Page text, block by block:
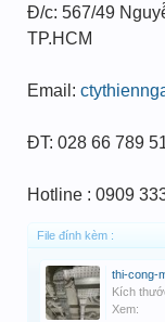
Đ/c: 567/49
TP.HCM
Email:
ĐT: 028 66 789
Hotline : 0909
File đính kèm :
thi-cong-
Kích
Xem: